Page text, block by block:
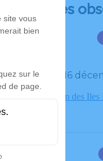
Déroulé des
Le mardi 16
Crématorium des